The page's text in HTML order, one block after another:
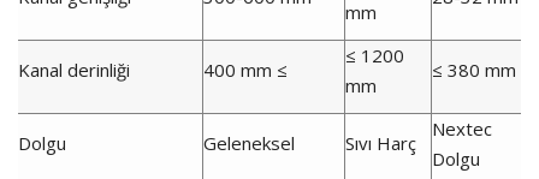
mm
Kanal derinliği 400 mm ≤
≤ 1200
mm
≤ 380 mm
Dolgu Geleneksel Sıvı Harç
Nextec
Dolgu